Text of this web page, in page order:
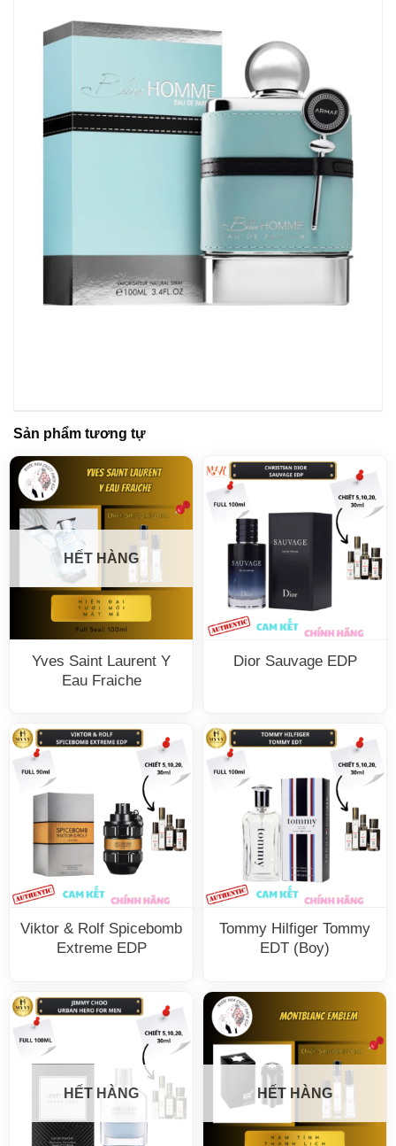
Sản phẩm tương tự
HẾT HÀNG
Yves Saint Laurent Y
Eau Fraiche
Dior Sauvage EDP
Viktor & Rolf Spicebomb
Extreme EDP
Tommy Hilfiger Tommy
EDT (Boy)
HẾT HÀNG HẾT HÀNG